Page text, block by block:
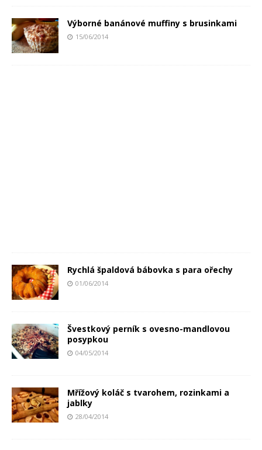
Výborné banánové muffiny s brusinkami
15/06/2014
Rychlá špaldová bábovka s para ořechy
01/06/2014
Švestkový perník s ovesno-mandlovou
posypkou
04/05/2014
Mřížový koláč s tvarohem, rozinkami a
jablky
28/04/2014